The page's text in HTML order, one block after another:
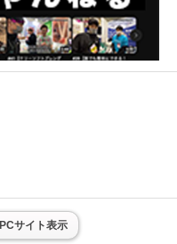
PCサイト表示